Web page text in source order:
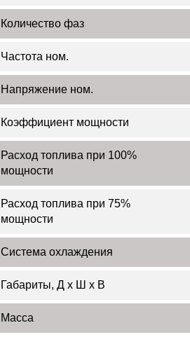
Количество фаз
Частота ном.
Напряжение ном.
Коэффициент мощности
Расход топлива при 100%
мощности
Расход топлива при 75%
мощности
Система охлаждения
Габариты, Д x Ш x В
Масса